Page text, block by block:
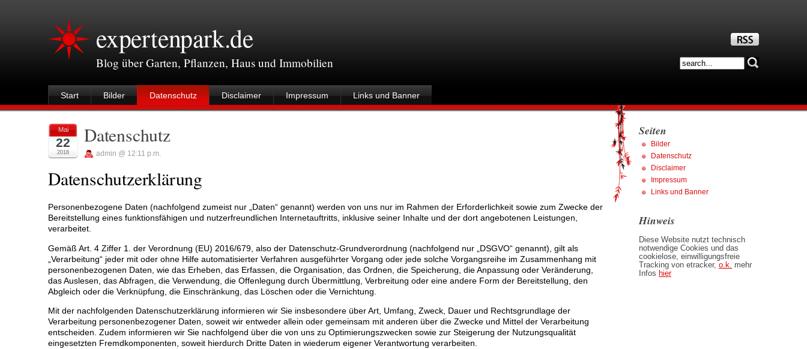
expertenpark.de
Blog über Garten, Pflanzen, Haus und Immobilien
Start Bilder Datenschutz Disclaimer Impressum Links und Banner
Mai
22
2018
Datenschutz
admin @ 12:11 p.m.
Datenschutzerklärung
Personenbezogene Daten (nachfolgend zumeist nur „Daten“ genannt) werden von uns nur im Rahmen der Erforderlichkeit sowie zum Zwecke der
Bereitstellung eines funktionsfähigen und nutzerfreundlichen Internetauftritts, inklusive seiner Inhalte und der dort angebotenen Leistungen,
verarbeitet.
Gemäß Art. 4 Ziffer 1. der Verordnung (EU) 2016/679, also der Datenschutz-Grundverordnung (nachfolgend nur „DSGVO“ genannt), gilt als
„Verarbeitung“ jeder mit oder ohne Hilfe automatisierter Verfahren ausgeführter Vorgang oder jede solche Vorgangsreihe im Zusammenhang mit
personenbezogenen Daten, wie das Erheben, das Erfassen, die Organisation, das Ordnen, die Speicherung, die Anpassung oder Veränderung,
das Auslesen, das Abfragen, die Verwendung, die Offenlegung durch Übermittlung, Verbreitung oder eine andere Form der Bereitstellung, den
Abgleich oder die Verknüpfung, die Einschränkung, das Löschen oder die Vernichtung.
Mit der nachfolgenden Datenschutzerklärung informieren wir Sie insbesondere über Art, Umfang, Zweck, Dauer und Rechtsgrundlage der
Verarbeitung personenbezogener Daten, soweit wir entweder allein oder gemeinsam mit anderen über die Zwecke und Mittel der Verarbeitung
entscheiden. Zudem informieren wir Sie nachfolgend über die von uns zu Optimierungszwecken sowie zur Steigerung der Nutzungsqualität
eingesetzten Fremdkomponenten, soweit hierdurch Dritte Daten in wiederum eigener Verantwortung verarbeiten.
Seiten
Bilder
Datenschutz
Disclaimer
Impressum
Links und Banner
Hinweis
Diese Website nutzt technisch
notwendige Cookies und das
cookielose, einwilligungsfreie
Tracking von etracker, o.k.
mehr
Infos hier